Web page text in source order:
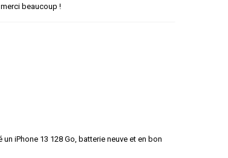
beaucoup !
iPhone 13 128 Go, batterie neuve et en bon